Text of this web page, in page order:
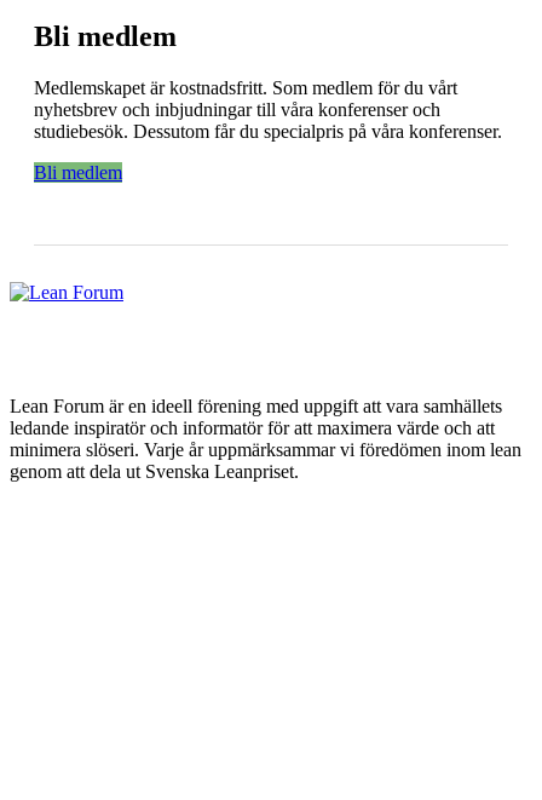
Bli medlem
Medlemskapet är kostnadsfritt. Som medlem för du vårt
nyhetsbrev och inbjudningar till våra konferenser och
studiebesök. Dessutom får du specialpris på våra konferenser.
Bli medlem
Lean Forum är en ideell förening med uppgift att vara samhällets
ledande inspiratör och informatör för att maximera värde och att
minimera slöseri. Varje år uppmärksammar vi föredömen inom lean
genom att dela ut Svenska Leanpriset.